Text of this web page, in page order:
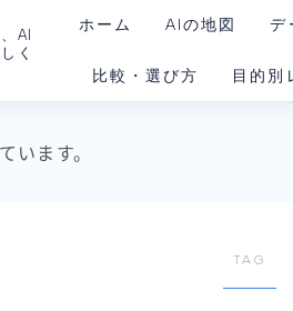
AI
く
ホーム AIの地図 デ
比較・選び方 目的別
います。
TAG